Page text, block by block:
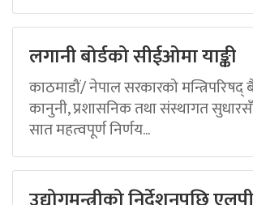
लगानी बोर्डको सीईओमा याङ्की
काठमाडौं/ नेपाल सरकारको
कानुनी, प्रशासनिक तथा संस्थागत
सात महत्वपूर्ण निर्णय...